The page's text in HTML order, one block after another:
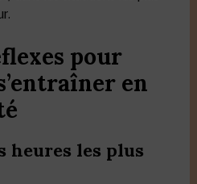
pour
en
heures les plus